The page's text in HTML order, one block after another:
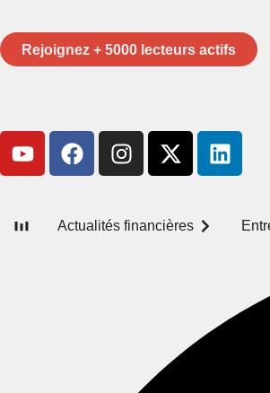
Rejoignez + 5000 lecteurs actifs
Actualités financières